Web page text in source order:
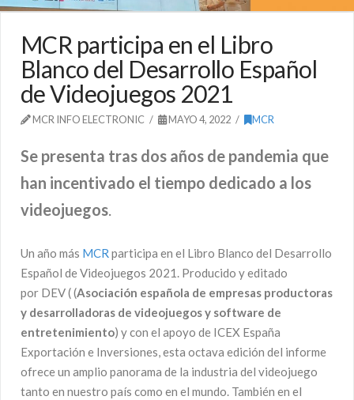
MCR participa en el Libro
Blanco del Desarrollo Español
de Videojuegos 2021
MCR INFO ELECTRONIC MAYO 4, 2022 MCR
Se presenta tras dos años de pandemia que
han incentivado el tiempo dedicado a los
videojuegos
Un año más MCR participa en el Libro Blanco del Desarrollo
Español de Videojuegos 2021. Producido y editado
por DEV ( (Asociación española de empresas productoras
y desarrolladoras de videojuegos y software de
entretenimiento) y con el apoyo de ICEX España
Exportación e Inversiones, esta octava edición del informe
ofrece un amplio panorama de la industria del videojuego
tanto en nuestro país como en el mundo. También en el